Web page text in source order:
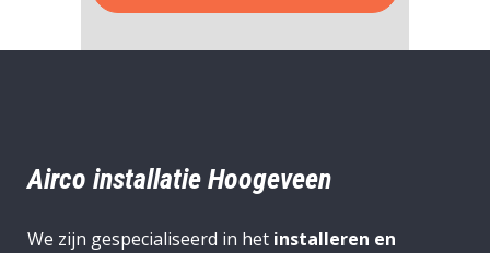
Airco installatie Hoogeveen
We zijn gespecialiseerd in het installeren en